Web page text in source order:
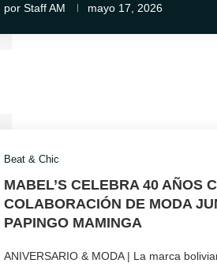
por Staff AM mayo 17, 2026
Beat & Chic
MABEL’S CELEBRA 40 AÑOS
COLABORACIÓN DE MODA
PAPINGO MAMINGA
ANIVERSARIO & MODA | La marca